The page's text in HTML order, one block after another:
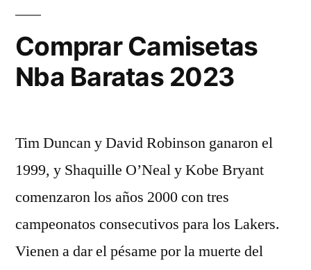
Comprar Camisetas
Nba Baratas 2023
Tim Duncan y David Robinson ganaron el
1999, y Shaquille O’Neal y Kobe Bryant
comenzaron los años 2000 con tres
campeonatos consecutivos para los Lakers.
Vienen a dar el pésame por la muerte del